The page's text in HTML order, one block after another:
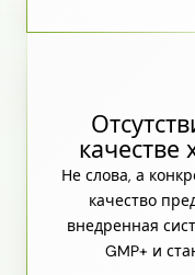
качестве
Не слова, а
качество
внедренная
GMP+ и